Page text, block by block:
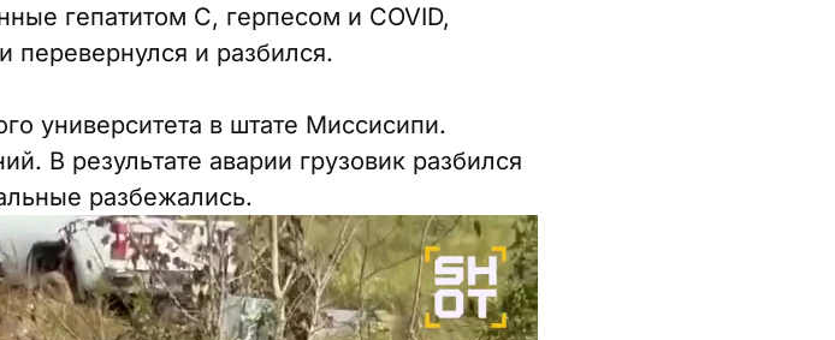
гепатитом C, герпесом и COVID,
перевернулся и разбился.
университета в штате Миссисипи.
В результате аварии грузовик разбился
разбежались.